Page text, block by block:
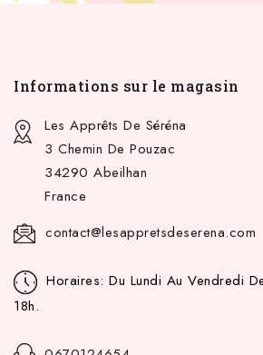
Informations sur le magasin
Les Apprêts De Séréna
3 Chemin De Pouzac
34290 Abeilhan
France
contact@lesappretsdeserena.com
Horaires: Du Lundi Au Vendredi
18h.